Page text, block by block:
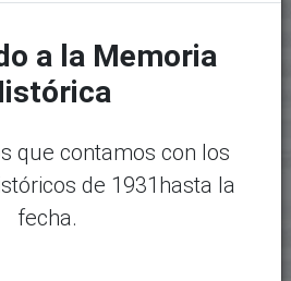
a la Memoria
que contamos con los
de 1931hasta la
fecha.